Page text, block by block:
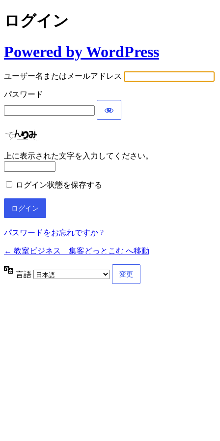
ログイン
Powered by WordPress
ユーザー名またはメールアドレス
パスワード
上に表示された文字を入力してください。
ログイン状態を保存する
パスワードをお忘れですか ?
← 教室ビジネス 集客どっとこむ へ移動
言語